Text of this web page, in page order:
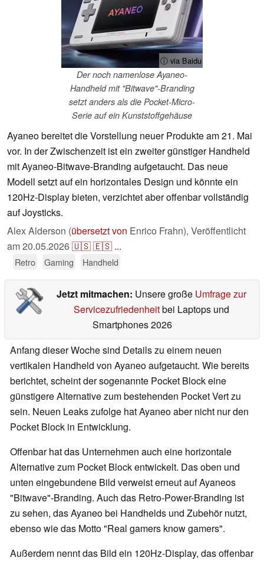
ⓘ via Baidu
Der noch namenlose Ayaneo-
Handheld mit "Bitwave"-Branding
setzt anders als die Pocket-Micro-
Serie auf ein Kunststoffgehäuse
Ayaneo bereitet die Vorstellung neuer Produkte am 21. Mai
vor. In der Zwischenzeit ist ein zweiter günstiger Handheld
mit Ayaneo-Bitwave-Branding aufgetaucht. Das neue
Modell setzt auf ein horizontales Design und könnte ein
120Hz-Display bieten, verzichtet aber offenbar vollständig
auf Joysticks.
Alex Alderson (übersetzt von Enrico Frahn), Veröffentlicht
am20.05.2026🇺🇸🇪🇸 ...
Retro Gaming Handheld
Jetzt mitmachen: Unsere große Umfrage zur
Servicezufriedenheitbei Laptops und
Smartphones 2026
Anfang dieser Woche sind Details zu einem neuen
vertikalen Handheld von Ayaneo aufgetaucht. Wie bereits
berichtet, scheint der sogenannte Pocket Block eine
günstigere Alternative zum bestehenden Pocket Vert zu
sein. Neuen Leaks zufolge hat Ayaneo aber nicht nur den
Pocket Block in Entwicklung.
Offenbar hat das Unternehmen auch eine horizontale
Alternative zum Pocket Block entwickelt. Das oben und
unten eingebundene Bild verweist erneut auf Ayaneos
"Bitwave"-Branding. Auch das Retro-Power-Branding ist
zu sehen, das Ayaneo bei Handhelds und Zubehör nutzt,
ebenso wie das Motto "Real gamers know gamers".
Außerdem nennt das Bild ein 120Hz-Display, das offenbar